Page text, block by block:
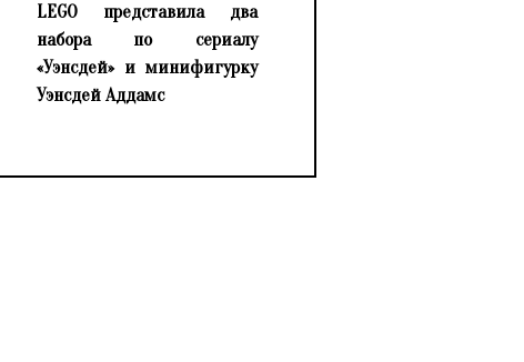
LEGO представила два
набора по сериалу
«Уэнсдей» и минифигурку
Уэнсдей Аддамс